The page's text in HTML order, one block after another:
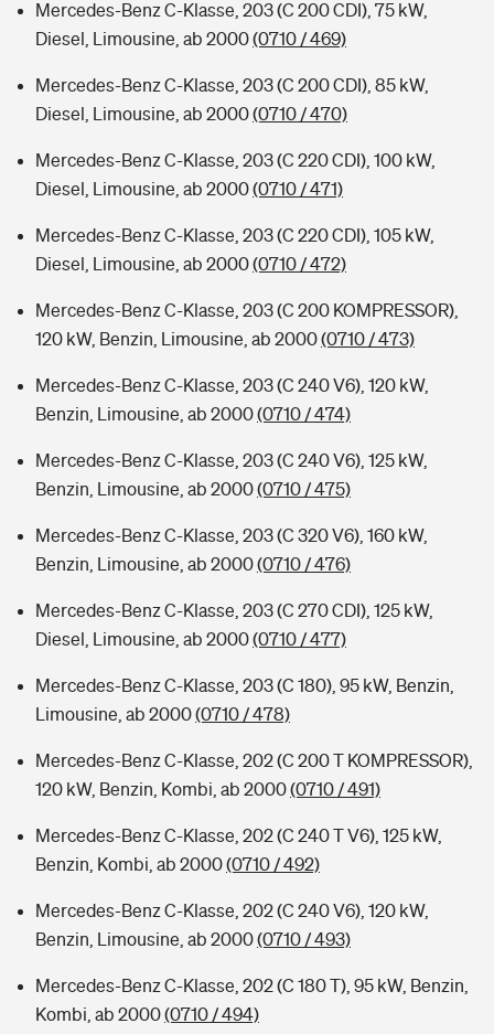
Mercedes-Benz C-Klasse, 203 (C 200 CDI), 75 kW,
Diesel, Limousine, ab 2000(0710 / 469)
Mercedes-Benz C-Klasse, 203 (C 200 CDI), 85 kW,
Diesel, Limousine, ab 2000(0710 / 470)
Mercedes-Benz C-Klasse, 203 (C 220 CDI), 100 kW,
Diesel, Limousine, ab 2000(0710 / 471)
Mercedes-Benz C-Klasse, 203 (C 220 CDI), 105 kW,
Diesel, Limousine, ab 2000(0710 / 472)
Mercedes-Benz C-Klasse, 203 (C 200 KOMPRESSOR),
120 kW, Benzin, Limousine, ab 2000(0710 / 473)
Mercedes-Benz C-Klasse, 203 (C 240 V6), 120 kW,
Benzin, Limousine, ab 2000(0710 / 474)
Mercedes-Benz C-Klasse, 203 (C 240 V6), 125 kW,
Benzin, Limousine, ab 2000(0710 / 475)
Mercedes-Benz C-Klasse, 203 (C 320 V6), 160 kW,
Benzin, Limousine, ab 2000(0710 / 476)
Mercedes-Benz C-Klasse, 203 (C 270 CDI), 125 kW,
Diesel, Limousine, ab 2000(0710 / 477)
Mercedes-Benz C-Klasse, 203 (C 180), 95 kW, Benzin,
Limousine, ab 2000(0710 / 478)
Mercedes-Benz C-Klasse, 202 (C 200 T KOMPRESSOR),
120 kW, Benzin, Kombi, ab 2000(0710 / 491)
Mercedes-Benz C-Klasse, 202 (C 240 T V6), 125 kW,
Benzin, Kombi, ab 2000(0710 / 492)
Mercedes-Benz C-Klasse, 202 (C 240 V6), 120 kW,
Benzin, Limousine, ab 2000(0710 / 493)
Mercedes-Benz C-Klasse, 202 (C 180 T), 95 kW, Benzin,
Kombi, ab 2000(0710 / 494)